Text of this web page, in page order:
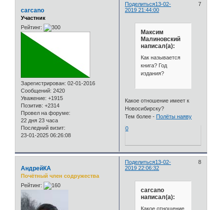
Поделиться 7
13-02-
2019 21:44:00
carcano
Участник
Рейтинг:
Зарегистрирован: 02-01-2016
Сообщений: 2420
Уважение: +1915
Позитив: +2314
Провел на форуме:
22 дня 23 часа
Последний визит:
23-01-2025 06:26:08
Максим
Малиновский
написал(а):
Как называется
книга? Год
издания?
Какое отношение имеет к
Новосибирску?
Тем более -Полёты наяву
0
Поделиться 8
13-02-
2019 22:06:32
АндрейКА
Почётный член содружества
Рейтинг:
carcano
написал(а):
Какое отношение